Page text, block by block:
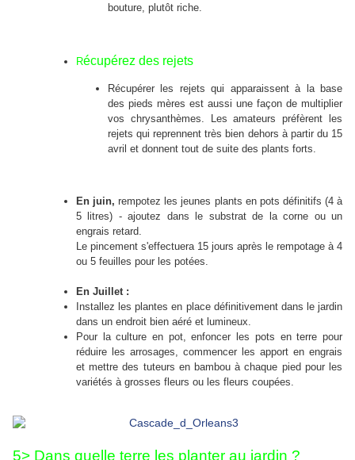
bouture, plutôt riche.
Récupérez des rejets
Récupérer les rejets qui apparaissent à la base
des pieds mères est aussi une façon de multiplier
vos chrysanthèmes.
Les amateurs préfèrent les
rejets qui reprennent très bien dehors à partir du 15
avril et donnent tout de suite des plants forts.
En juin, rempotez les jeunes plants en pots définitifs (4 à
5 litres) - ajoutez dans le substrat de la corne ou un
engrais retard.
Le pincement s'effectuera 15 jours après le rempotage à 4
ou 5 feuilles pour les potées.
En Juillet :
Installez les plantes en place définitivement dans le jardin
dans un endroit bien aéré et lumineux.
Pour la culture en pot, enfoncer les pots en terre pour
réduire les arrosages, commencer les apport en engrais
et mettre des tuteurs en bambou à chaque pied pour les
variétés à grosses fleurs ou les fleurs coupées.
5> Dans quelle terre les planter au jardin ?